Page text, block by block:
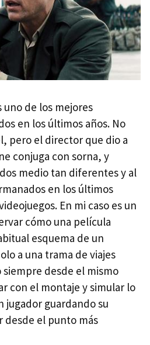
uno de los mejores
en los últimos años. No
pero el director que dio a
conjuga con sorna, y
medio tan diferentes y al
en los últimos
En mi caso es un
cómo una película
esquema de un
a una trama de viajes
desde el mismo
con el montaje y simular lo
jugador guardando su
desde el punto más